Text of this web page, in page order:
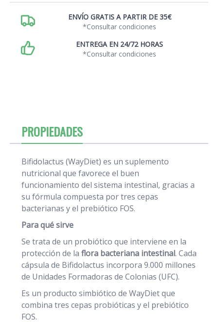
ENVÍO GRATIS A PARTIR DE 35€
*Consultar condiciones
ENTREGA EN 24/72 HORAS
*Consultar condiciones
PROPIEDADES
Bifidolactus (WayDiet) es un suplemento
nutricional que favorece el buen
funcionamiento del sistema intestinal, gracias a
su fórmula compuesta por tres cepas
bacterianas y el prebiótico FOS.
Para qué sirve
Se trata de un probiótico que interviene en la
protección de la flora bacteriana intestinal. Cada
cápsula de Bifidolactus incorpora 9.000 millones
de Unidades Formadoras de Colonias (UFC).
Es un producto simbiótico de WayDiet que
combina tres cepas probióticas y el prebiótico
FOS.